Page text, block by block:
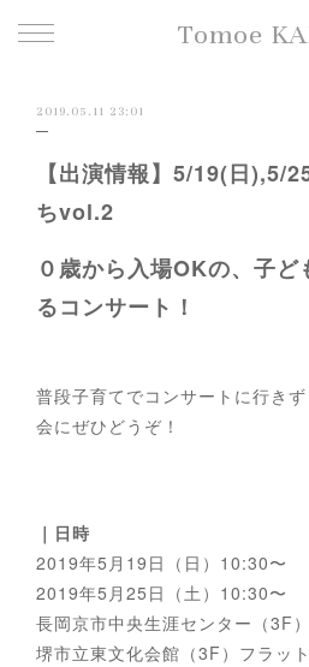
Tomoe
2019.05.11 23:01
【出演情報】5/19(日),5/
ちvol.2
０歳から入場OKの、子
るコンサート！
普段子育てでコンサートに行き
会にぜひどうぞ！
｜日時
2019年5月19日（日）10:30〜
2019年5月25日（土）10:30〜
長岡京市中央生涯センター（3F
堺市立東文化会館（3F）フラッ